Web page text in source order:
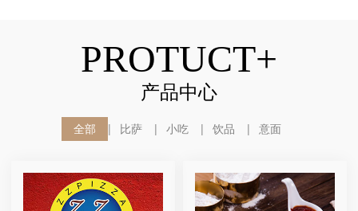
PROTUCT+
产品中心
全部 比萨 小吃 饮品 意面